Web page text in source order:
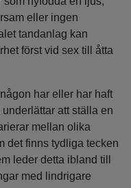
eller ingen
tandanlag kan
först vid sex till åtta
har eller har haft
att ställa en
mellan olika
det finns tydliga tecken
leder detta ibland till
med lindrigare